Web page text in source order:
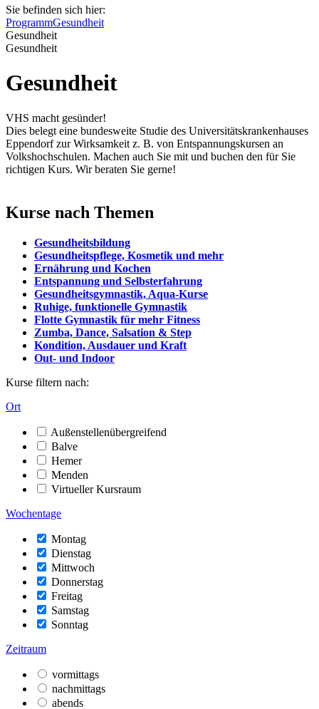
Sie befinden sich hier:
ProgrammGesundheit
Gesundheit
Gesundheit
Gesundheit
VHS macht gesünder!
Dies belegt eine bundesweite Studie des Universitätskrankenhauses
Eppendorf zur Wirksamkeit z. B. von Entspannungskursen an
Volkshochschulen. Machen auch Sie mit und buchen den für Sie
richtigen Kurs. Wir beraten Sie gerne!
Kurse nach Themen
Gesundheitsbildung
Gesundheitspflege, Kosmetik und mehr
Ernährung und Kochen
Entspannung und Selbsterfahrung
Gesundheitsgymnastik, Aqua-Kurse
Ruhige, funktionelle Gymnastik
Flotte Gymnastik für mehr Fitness
Zumba, Dance, Salsation & Step
Kondition, Ausdauer und Kraft
Out- und Indoor
Kurse filtern nach:
Ort
Außenstellenübergreifend
Balve
Hemer
Menden
Virtueller Kursraum
Wochentage
Montag
Dienstag
Mittwoch
Donnerstag
Freitag
Samstag
Sonntag
Zeitraum
vormittags
nachmittags
abends